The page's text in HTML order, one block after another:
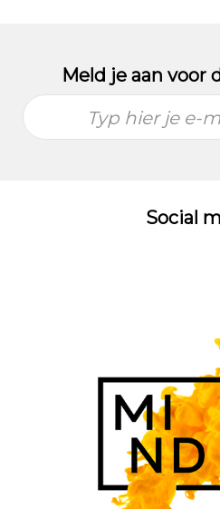
Meld je aan voor
Typ hier je e-
Social